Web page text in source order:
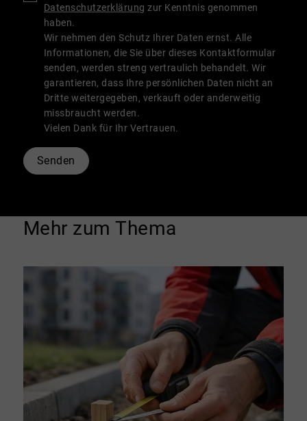
Datenschutzerklärung zur Kenntnis genommen
haben.
Wir nehmen den Schutz Ihrer Daten ernst. Alle
Informationen, die Sie über dieses Kontaktformular
senden, werden streng vertraulich behandelt. Wir
garantieren, dass Ihre persönlichen Daten nicht an
Dritte weitergegeben, verkauft oder anderweitig
missbraucht werden.
Vielen Dank für Ihr Vertrauen.
Senden
Mehr zum Thema